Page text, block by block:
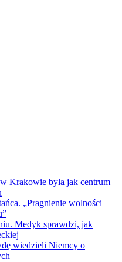
Krakowie była jak centrum
„Pragnienie wolności
Medyk sprawdzi, jak
wiedzieli Niemcy o